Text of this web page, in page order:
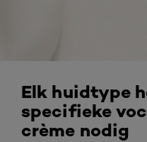
Elk huidtype
specifieke
crème nodig